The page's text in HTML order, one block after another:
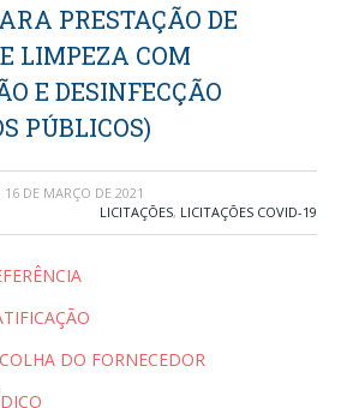
PRESTAÇÃO DE
LIMPEZA COM
E DESINFECÇÃO
PÚBLICOS)
16 DE MARÇO DE 2021
LICITAÇÕES, LICITAÇÕES COVID-19
DO FORNECEDOR